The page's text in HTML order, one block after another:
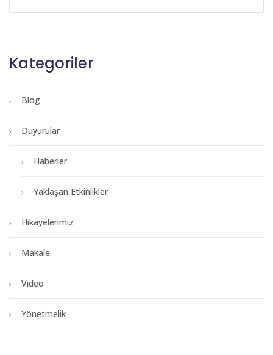
Kategoriler
Blog
Duyurular
Haberler
Yaklaşan Etkinlikler
Hikayelerimiz
Makale
Video
Yönetmelik